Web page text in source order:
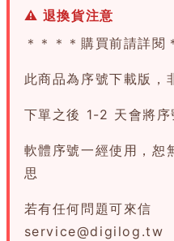
⚠ 退換貨注意
＊＊＊＊購買前請詳閱
此商品為序號下載版，
下單之後 1-2 天會將
軟體序號一經使用，恕
思
若有任何問題可來信
service@digilog.tw